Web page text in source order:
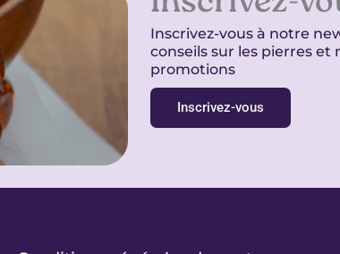
Inscrivez-vous à notre
conseils sur les pierres et
promotions
Inscrivez-vous